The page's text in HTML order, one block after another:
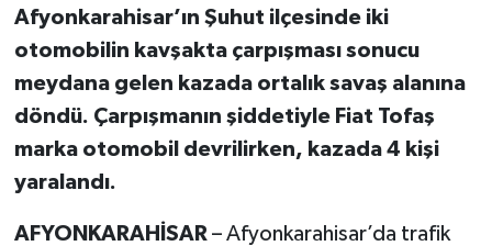
Afyonkarahisar’ın Şuhut ilçesinde iki
otomobilin kavşakta çarpışması sonucu
meydana gelen kazada ortalık savaş alanına
döndü. Çarpışmanın şiddetiyle Fiat Tofaş
marka otomobil devrilirken, kazada 4 kişi
yaralandı.
AFYONKARAHİSAR – Afyonkarahisar’da trafik